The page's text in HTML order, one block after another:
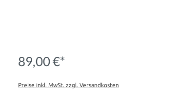
89,00 €*
Preise inkl. MwSt. zzgl. Versandkosten